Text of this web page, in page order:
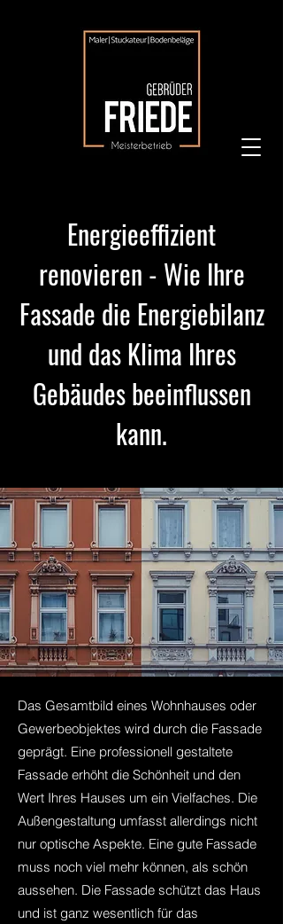
Energieeffizient
renovieren - Wie Ihre
Fassade die Energiebilanz
und das Klima Ihres
Gebäudes beeinflussen
kann.
Das Gesamtbild eines Wohnhauses oder
Gewerbeobjektes wird durch die Fassade
geprägt. Eine professionell gestaltete
Fassade erhöht die Schönheit und den
Wert Ihres Hauses um ein Vielfaches. Die
Außengestaltung umfasst allerdings nicht
nur optische Aspekte. Eine gute Fassade
muss noch viel mehr können, als schön
aussehen. Die Fassade schützt das Haus
und ist ganz wesentlich für das